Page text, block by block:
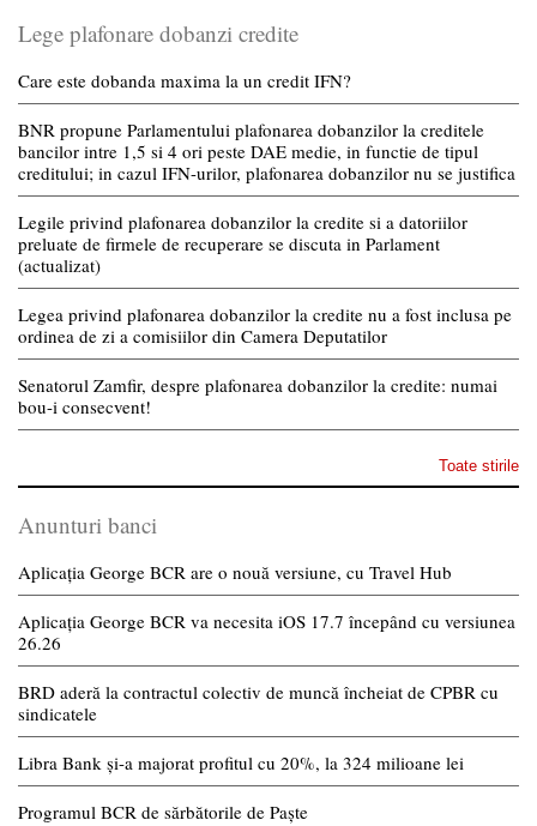
Lege plafonare dobanzi credite
Care este dobanda maxima la un credit IFN?
BNR propune Parlamentului plafonarea dobanzilor la creditele
bancilor intre 1,5 si 4 ori peste DAE medie, in functie de tipul
creditului; in cazul IFN-urilor, plafonarea dobanzilor nu se justifica
Legile privind plafonarea dobanzilor la credite si a datoriilor
preluate de firmele de recuperare se discuta in Parlament
(actualizat)
Legea privind plafonarea dobanzilor la credite nu a fost inclusa pe
ordinea de zi a comisiilor din Camera Deputatilor
Senatorul Zamfir, despre plafonarea dobanzilor la credite: numai
bou-i consecvent!
Toate stirile
Anunturi banci
Aplicația George BCR are o nouă versiune, cu Travel Hub
Aplicația George BCR va necesita iOS 17.7 începând cu versiunea
26.26
BRD aderă la contractul colectiv de muncă încheiat de CPBR cu
sindicatele
Libra Bank și-a majorat profitul cu 20%, la 324 milioane lei
Programul BCR de sărbătorile de Paște